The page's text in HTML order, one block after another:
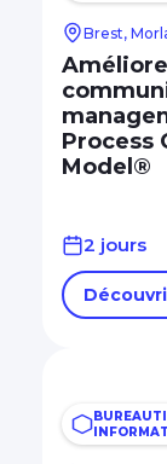
Brest,
Process
Model®
2 jours